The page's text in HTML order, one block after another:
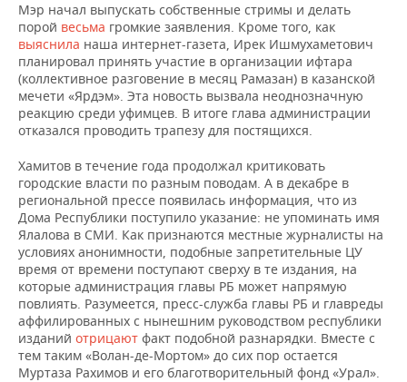
Мэр начал выпускать собственные стримы и делать
порой весьма громкие заявления. Кроме того, как
выяснила наша интернет-газета, Ирек Ишмухаметович
планировал принять участие в организации ифтара
(коллективное разговение в месяц Рамазан) в казанской
мечети «Ярдэм». Эта новость вызвала неоднозначную
реакцию среди уфимцев. В итоге глава администрации
отказался проводить трапезу для постящихся.
Хамитов в течение года продолжал критиковать
городские власти по разным поводам. А в декабре в
региональной прессе появилась информация, что из
Дома Республики поступило указание: не упоминать имя
Ялалова в СМИ. Как признаются местные журналисты на
условиях анонимности, подобные запретительные ЦУ
время от времени поступают сверху в те издания, на
которые администрация главы РБ может напрямую
повлиять. Разумеется, пресс-служба главы РБ и главреды
аффилированных с нынешним руководством республики
изданий отрицают факт подобной разнарядки. Вместе с
тем таким «Волан-де-Мортом» до сих пор остается
Муртаза Рахимов и его благотворительный фонд «Урал».